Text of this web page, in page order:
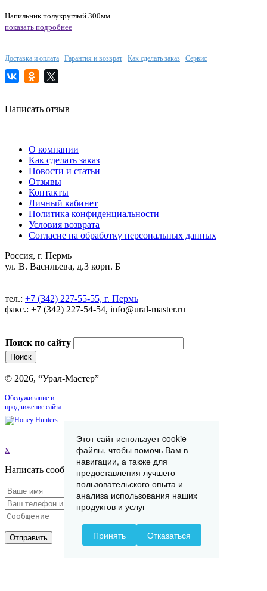
Напильник полукруглый 300мм...
показать подробнее
Доставка и оплата Гарантия и возврат Как сделать заказ Сервис
Написать отзыв
О компании
Как сделать заказ
Новости и статьи
Отзывы
Контакты
Личный кабинет
Политика конфиденциальности
Условия возврата
Согласие на обработку персональных данных
Россия, г. Пермь
ул. В. Васильева, д.3 корп. Б
тел.: +7 (342) 227-55-55, г. Пермь
факс.: +7 (342) 227-54-54, info@ural-master.ru
Поиск по сайту
© 2026, “Урал-Мастер”
Обслуживание и
продвижение сайта
x
Написать сообщение
Отправить
Этот сайт использует cookie-
файлы, чтобы помочь Вам в
навигации, а также для
предоставления лучшего
пользовательского опыта и
анализа использования наших
продуктов и услуг
Принять Отказаться